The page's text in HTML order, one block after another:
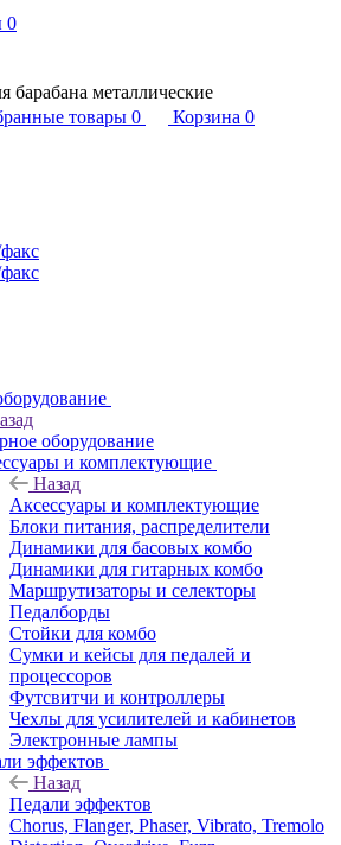
0
металлические
товары 0 Корзина 0
оборудование
и комплектующие
Назад
Аксессуары и комплектующие
Блоки питания, распределители
Динамики для басовых комбо
Динамики для гитарных комбо
Маршрутизаторы и селекторы
Педалборды
Стойки для комбо
Сумки и кейсы для педалей и
процессоров
Футсвитчи и контроллеры
Чехлы для усилителей и кабинетов
Электронные лампы
эффектов
Назад
Педали эффектов
Chorus, Flanger, Phaser, Vibrato, Tremolo